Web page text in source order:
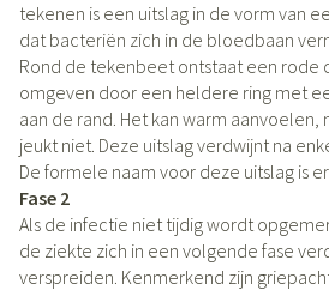
tekenen is een uitslag in de vorm van
dat bacteriën zich in de bloedbaan
Rond de tekenbeet ontstaat een rode
omgeven door een heldere ring met
aan de rand. Het kan warm aanvoelen,
jeukt niet. Deze uitslag verdwijnt na
De formele naam voor deze uitslag is
Fase 2
Als de infectie niet tijdig wordt
de ziekte zich in een volgende fase
verspreiden. Kenmerkend zijn